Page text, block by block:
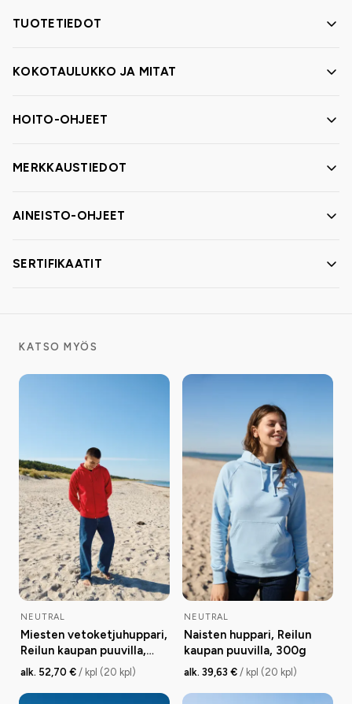
TUOTETIEDOT
KOKOTAULUKKO JA MITAT
HOITO-OHJEET
MERKKAUSTIEDOT
AINEISTO-OHJEET
SERTIFIKAATIT
KATSO MYÖS
NEUTRAL
Miesten vetoketjuhuppari,
Reilun kaupan puuvilla,
300g
alk. 52,70 € / kpl (20 kpl)
NEUTRAL
Naisten huppari, Reilun
kaupan puuvilla, 300g
alk. 39,63 € / kpl (20 kpl)